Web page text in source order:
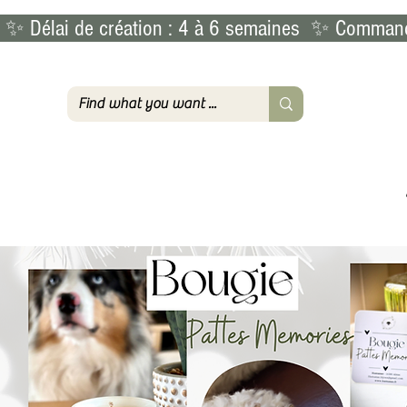
✨ Délai de création : 4 à 6 semaines  ✨